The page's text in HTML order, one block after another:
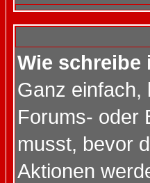
Wie schreibe
Ganz einfach,
Forums- oder
musst, bevor
Aktionen